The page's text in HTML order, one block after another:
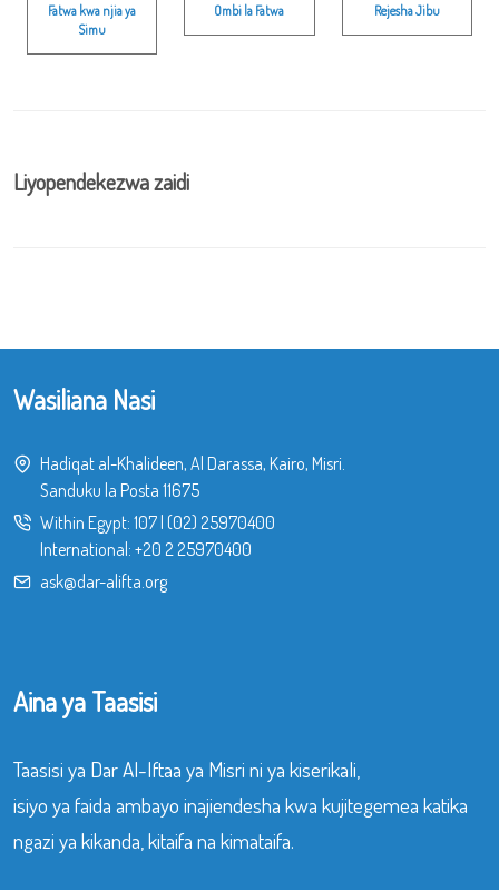
Fatwa kwa njia ya
Simu
Ombi la Fatwa Rejesha Jibu
Liyopendekezwa zaidi
Wasiliana Nasi
Hadiqat al-Khalideen, Al Darassa, Kairo, Misri.
Sanduku la Posta 11675
Within Egypt: 107| (02) 25970400
International: +20 2 25970400
ask@dar-alifta.org
Aina ya Taasisi
Taasisi ya Dar Al-Iftaa ya Misri ni ya kiserikali,
isiyo ya faida ambayo inajiendesha kwa kujitegemea katika
ngazi ya kikanda, kitaifa na kimataifa.